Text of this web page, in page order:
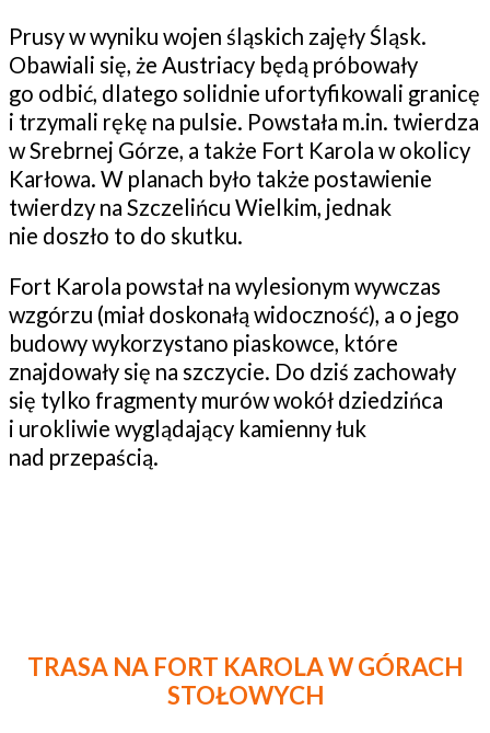
Prusy w wyniku wojen śląskich zajęły Śląsk.
Obawiali się, że Austriacy będą próbowały
go odbić, dlatego solidnie ufortyfikowali granicę
i trzymali rękę na pulsie. Powstała m.in. twierdza
w Srebrnej Górze, a także Fort Karola w okolicy
Karłowa. W planach było także postawienie
twierdzy na Szczelińcu Wielkim, jednak
nie doszło to do skutku.
Fort Karola powstał na wylesionym wywczas
wzgórzu (miał doskonałą widoczność), a o jego
budowy wykorzystano piaskowce, które
znajdowały się na szczycie. Do dziś zachowały
się tylko fragmenty murów wokół dziedzińca
i urokliwie wyglądający kamienny łuk
nad przepaścią.
TRASA NA FORT KAROLA W GÓRACH
STOŁOWYCH